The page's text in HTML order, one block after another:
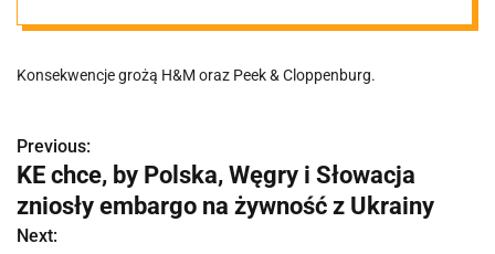
obniżki
Konsekwencje grożą H&M oraz Peek & Cloppenburg.
N
a
w
Previous:
KE chce, by Polska, Węgry i Słowacja
zniosły embargo na żywność z Ukrainy
Next: